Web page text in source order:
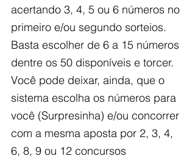
acertando 3, 4, 5 ou 6 números no
primeiro e/ou segundo sorteios.
Basta escolher de 6 a 15 números
dentre os 50 disponíveis e torcer.
Você pode deixar, ainda, que o
sistema escolha os números para
você (Surpresinha) e/ou concorrer
com a mesma aposta por 2, 3, 4,
6, 8, 9 ou 12 concursos